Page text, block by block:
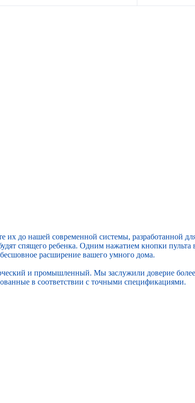
до нашей современной системы, разработанной
спящего ребенка. Одним нажатием кнопки
расширение вашего умного дома.
и промышленный. Мы заслужили доверие более
в соответствии с точными спецификациями.